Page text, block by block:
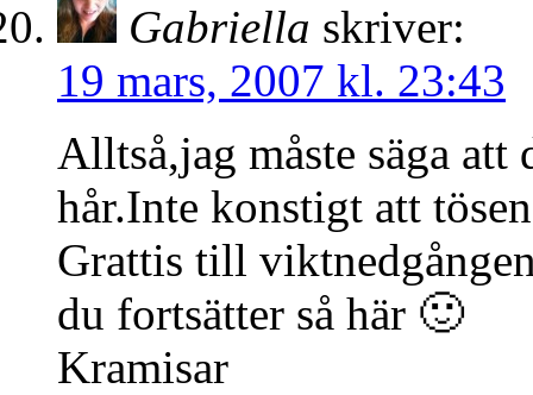
Gabriella skriver:
19 mars, 2007 kl. 23:43
Alltså,jag måste säga att
hår.Inte konstigt att
Grattis till
du fortsätter så här 🙂
Kramisar